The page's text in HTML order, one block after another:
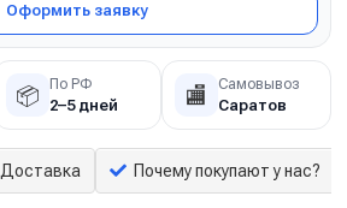
Оформить заявку
📦 По РФ
2–5 дней 🏬 Самовывоз
Саратов
Доставка Почему покупают у нас?